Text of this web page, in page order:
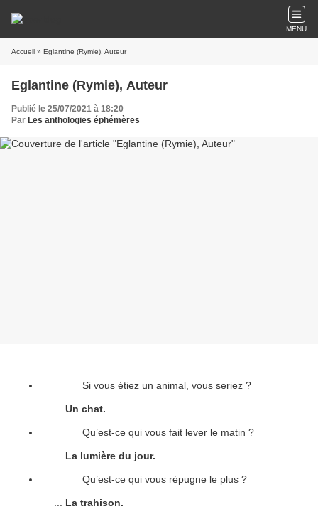
MENU
Accueil » Eglantine (Rymie), Auteur
Eglantine (Rymie), Auteur
Publié le 25/07/2021 à 18:20
Par Les anthologies éphémères
Si vous étiez un animal, vous seriez ?
Un chat.
Qu’est-ce qui vous fait lever le matin ?
La lumière du jour.
Qu’est-ce qui vous répugne le plus ?
La trahison.